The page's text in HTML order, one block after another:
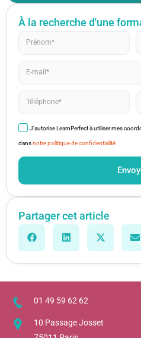
À la recherche d'une
J'autorise LearnPerfect à utiliser mes
dansnotre politique de confidentialité
Partager cet article
01 49 59 62 62
10 Passage Josset